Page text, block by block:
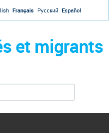
Français Русский Español
et migrants